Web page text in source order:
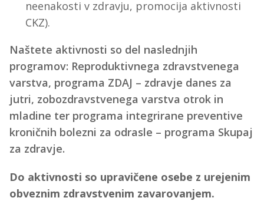
neenakosti v zdravju, promocija aktivnosti
CKZ).
Naštete aktivnosti so del naslednjih
programov: Reproduktivnega zdravstvenega
varstva, programa ZDAJ – zdravje danes za
jutri, zobozdravstvenega varstva otrok in
mladine ter programa integrirane preventive
kroničnih bolezni za odrasle – programa Skupaj
za zdravje.
Do aktivnosti so upravičene osebe z urejenim
obveznim zdravstvenim zavarovanjem.